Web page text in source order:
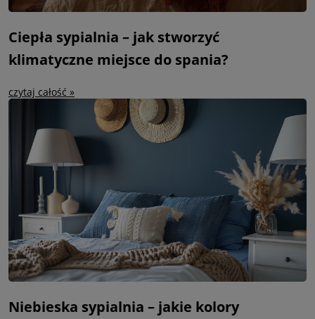
Ciepła sypialnia – jak stworzyć
klimatyczne miejsce do spania?
czytaj całość »
Niebieska sypialnia – jakie kolory